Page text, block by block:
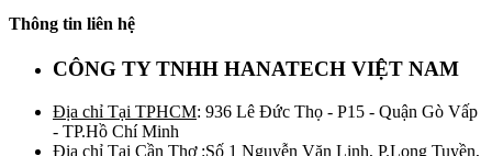
Thông tin liên hệ
CÔNG TY TNHH HANATECH VIỆT NAM
Địa chỉ Tại TPHCM: 936 Lê Đức Thọ - P15 - Quận Gò Vấp
- TP.Hồ Chí Minh
Địa chỉ Tại Cần Thơ:Số 1 Nguyễn Văn Linh, P.Long Tuyền,